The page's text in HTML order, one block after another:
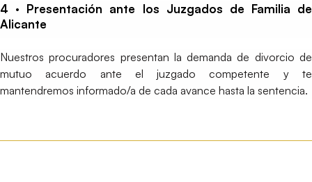
4 · Presentación ante los Juzgados de Familia de
Alicante
Nuestros procuradores presentan la demanda de divorcio de
mutuo acuerdo ante el juzgado competente y te
mantendremos informado/a de cada avance hasta la sentencia.